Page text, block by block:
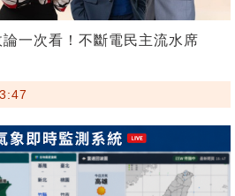
一次看！不斷電民主流水席